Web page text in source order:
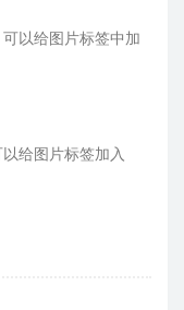
以给图片标签中加
给图片标签加入